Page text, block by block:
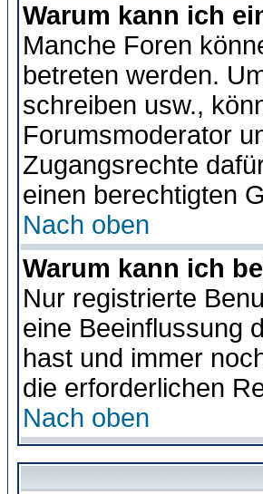
Warum kann ich
Manche Foren
betreten werden.
schreiben usw.,
Forumsmoderator
Zugangsrechte
einen berechtigten
Nach oben
Warum kann ich
Nur registrierte
eine Beeinflussung
hast und immer
die erforderlichen
Nach oben